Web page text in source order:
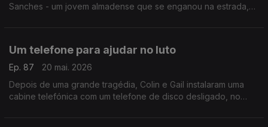
Sanches - um jovem almadense que se enganou na estrada,
Um telefone para ajudar no luto
Ep. 87
20 mai. 2026
Depois de uma grande tragédia, Colin e Gail instalaram uma
cabine telefónica com um telefone de disco desligado, no